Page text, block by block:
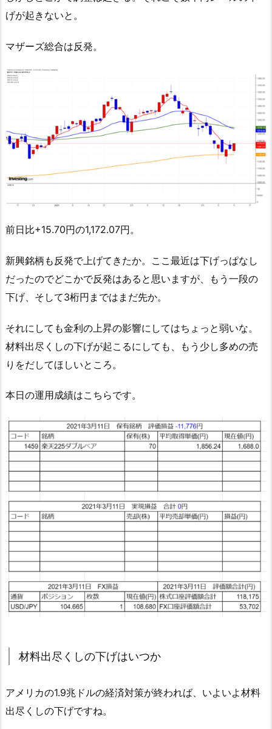
げが起きないと。
マザーズ総合は反発。
前日比+15.70円の1,172.07円。
新興銘柄も反発で上げてきたか。ここ最近は下げっぱなし
だったのでどこかで反発はあると思いますが、もう一段の
下げ、そして3桁円まではまだ先か。
それにしても金利の上昇の影響にしてはちょっと弱いな。
材料出尽くしの下げが起こるにしても、もう少し多めの売
りをだしてほしいところ。
本日の運用成績はこちらです。
材料出尽くしの下げはいつか
アメリカの1.9兆ドルの経済対策が終われば、いよいよ材料
出尽くしの下げですね。